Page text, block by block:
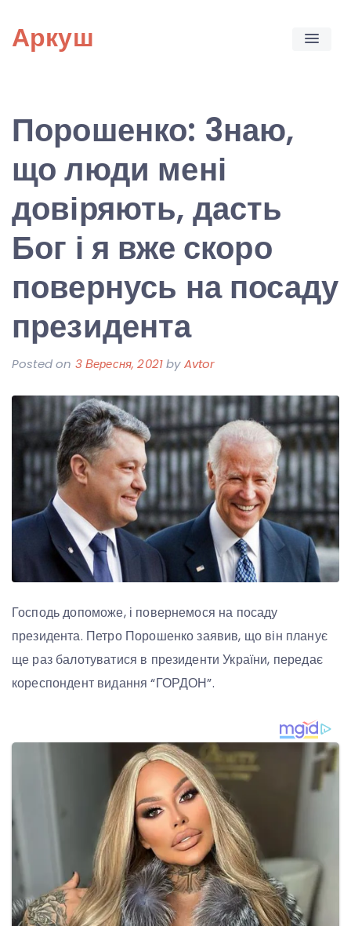
content
Аркуш
Порошенко: 3наю,
що люди мені
довіряють, дасть
Бог і я вже скоро
повернусь на посаду
президента
Posted on 3 Вересня, 2021byAvtor
Господь допоможе, і повернемося на посаду
президента. Петро Порошенко заявив, що він планує
ще раз балотуватися в президенти України, передає
кореспондент видання “ГОРДОН”.